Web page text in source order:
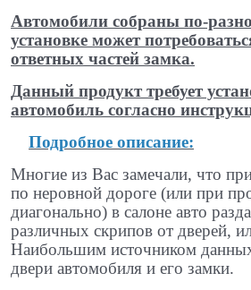
Автомобили собраны по-
установке может
ответных частей замка.
Данный продукт требует
автомобиль согласно
Подробное описание:
Многие из Вас замечали, что
по неровной дороге (или при
диагонально) в салоне авто
различных скрипов от дверей,
Наибольшим источником
двери автомобиля и его замки.